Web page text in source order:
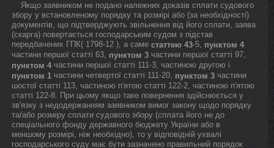
Якщо заявником не подано належних доказів сплати судового
збору у встановленому порядку та розмірі або (за необхідності)
документів, що підтверджують звільнення від його сплати, заява
(скарга) повертається господарським судом з підстав
передбачених ГПК( 1798-12 ), а саме статтею 43-5, пунктом 4
частини першої статті 63, пунктом 3 частини першої статті 97,
пунктом 4 частини першої статті 111-3, частиною другою і
пунктом 1 частини четвертої статті 111-20, пунктом 3 частини
шостої статті 113, частиною п'ятою статті 122-2, частиною п'ятою
статті 122-8. При цьому якщо таке повернення здійснюється у
зв'язку з недодержанням заявником вимог закону щодо порядку
та/або розміру сплати судового збору (сплата його не до
спеціального фонду державного бюджету України або в
меншому розмірі, ніж необхідно), то у відповідній ухвалі
господарського суду має бути зазначено правильний порядок